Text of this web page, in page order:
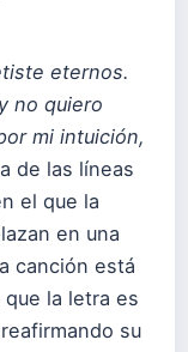
eternos.
no quiero
mi intuición,
de las líneas
el que la
en una
canción está
que la letra es
su